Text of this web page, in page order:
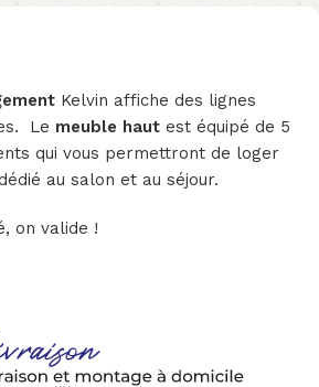
Kelvin affiche des lignes
Le meuble haut est équipé de 5
qui vous permettront de loger
au salon et au séjour.
on valide !